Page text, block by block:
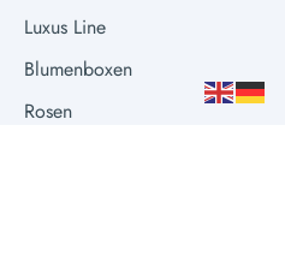
Luxus Line
Blumenboxen
Rosen